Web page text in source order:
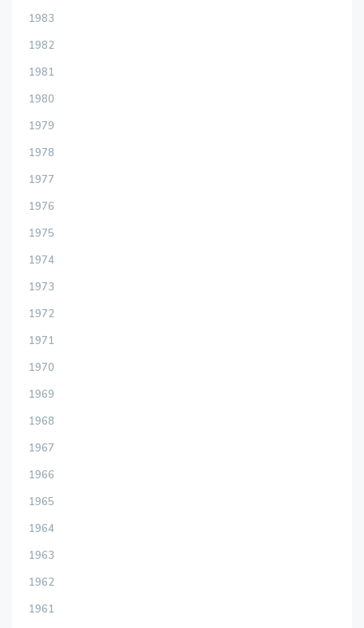
1983
1982
1981
1980
1979
1978
1977
1976
1975
1974
1973
1972
1971
1970
1969
1968
1967
1966
1965
1964
1963
1962
1961